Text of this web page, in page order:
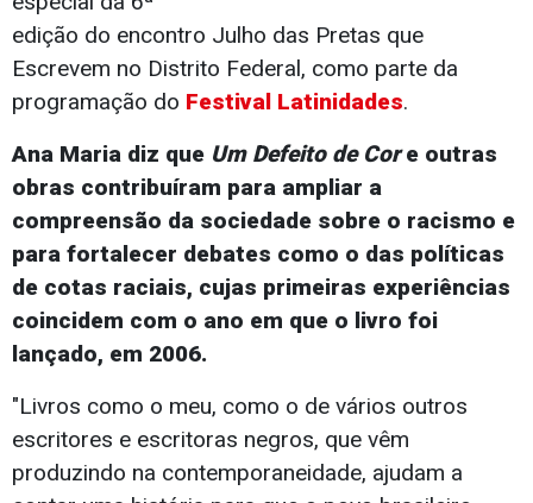
edição do encontro Julho das Pretas que
Escrevem no Distrito Federal, como parte da
programação do Festival Latinidades.
Ana Maria diz que Um Defeito de Core outras
obras contribuíram para ampliar a
compreensão da sociedade sobre o racismo e
para fortalecer debates como o das políticas
de cotas raciais, cujas primeiras experiências
coincidem com o ano em que o livro foi
lançado, em 2006.
"Livros como o meu, como o de vários outros
escritores e escritoras negros, que vêm
produzindo na contemporaneidade, ajudam a